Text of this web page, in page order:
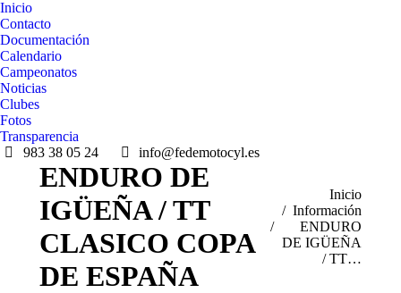
Inicio
Contacto
Documentación
Calendario
Campeonatos
Noticias
Clubes
Fotos
Transparencia
983 38 05 24
info@fedemotocyl.es
ENDURO DE
IGÜEÑA / TT
CLASICO COPA
DE ESPAÑA
Inicio
Información
ENDURO
DE IGÜEÑA
/ TT…